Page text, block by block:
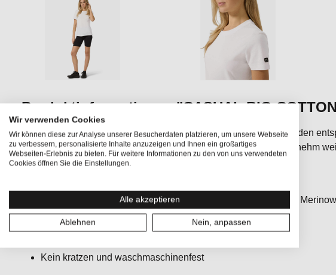
Produktinformationen "CASUAL BIO
DasCASUAL BIO COTTON TEEist einklassisches T-Shirtfür den
aushochwertiger Bio-Baumwolle , überzeugt es durch ein angenehm
natürliche Atmungsaktivität – perfekt für den täglichen Einsatz.
SUPER COTTON.WOOList ein Mix aus Bio-Baumwolle und
Alltagstauglicher Klassiker mit einzigartigem Tragekomfort
Nachhaltig und biologisch abbaubar
Kein kratzen und waschmaschinenfest
Wir verwenden Cookies
Wir können diese zur Analyse unserer Besucherdaten platzieren, um unsere Webseite
zu verbessern, personalisierte Inhalte anzuzeigen und Ihnen ein großartiges
Webseiten-Erlebnis zu bieten. Für weitere Informationen zu den von uns verwendeten
Cookies öffnen Sie die Einstellungen.
Alle akzeptieren
Ablehnen Nein, anpassen